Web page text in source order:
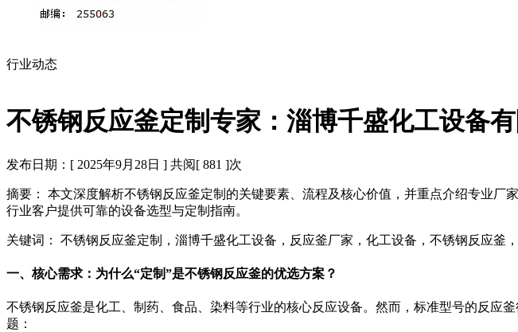
行业动态
不锈钢反应釜定制专家：淄博千盛化工设备
发布日期：[ 2025年9月28日 ] 共阅[ 881 ]次
摘要： 本文深度解析不锈钢反应釜定制的关键要素、流程及核心价值，并重点介绍专业
行业客户提供可靠的设备选型与定制指南。
关键词： 不锈钢反应釜定制，淄博千盛化工设备，反应釜厂家，化工设备，不锈钢反应釜
一、核心需求：为什么“定制”是不锈钢反应釜的优选方案？
不锈钢反应釜是化工、制药、食品、染料等行业的核心反应设备。然而，标准型号的反应
题：